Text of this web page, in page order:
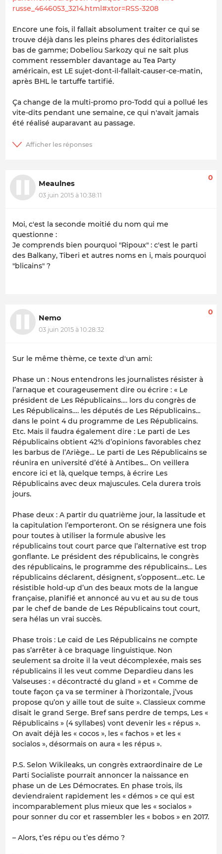
russe_4646053_3214.html#xtor=RSS-3208
Encore une fois, il fallait absolument traiter ce qui se
trouve déjà dans les pleins phares des éditorialistes
bas de gamme; Dobeliou Sarkozy qui ne sait plus
comment ressembler davantage au Tea Party
américain, est LE sujet-dont-il-fallait-causer-ce-matin,
après BHL le tartuffe tartifié.
Ça change de la multi-promo pro-Todd qui a pollué les
vite-dits pendant une semaine, ce qui n'avait jamais
été réalisé auparavant au passage.
Meaulnes
03 juin 2015 à 10:38:11
0
Moi, c'est la seconde moitié du nom qui me
questionne :
Je comprends bien pourquoi "Ripoux" : c'est le parti
des Balkany, Tiberi et autres noms en i, mais pourquoi
"blicains" ?
Nemo
03 juin 2015 à 10:28:32
0
Sur le même thème, ce texte d'un ami:
Phase un : Nous entendrons les journalistes résister à
l’arnaque et courageusement dire ou écrire : « Le
président de Les Républicains…. lors du congrès de
Les Républicains…. les députés de Les Républicains…
dans le point 4 du programme de Les Républicains.
Etc. Mais il faudra également dire : Le parti de Les
Républicains obtient 42% d’opinions favorables chez
les barbus de l’Ariège… Le parti de Les Républicains se
réunira en université d’été à Antibes… On veillera
encore ici et là, quelque temps, à écrire Les
Républicains avec deux majuscules. Cela durera trois
jours.
Phase deux : A partir du quatrième jour, la lassitude et
la capitulation l’emporteront. On se résignera une fois
pour toutes à utiliser la formule abusive les
républicains tout court parce que l’alternative est trop
gonflante. Le président des républicains, le congrès
des républicains, le programme des républicains… Les
républicains déclarent, désignent, s’opposent…etc. Le
résistible hold-up d’un des beaux mots de la langue
française, planifié et annoncé au vu et au su de tous
par le chef de bande de Les Républicains tout court,
sera hélas un vrai succès.
Phase trois : Le caïd de Les Républicains ne compte
pas s’arrêter à ce braquage linguistique. Non
seulement sa droite il la veut décomplexée, mais ses
républicains il les veut comme Depardieu dans les
Valseuses : « décontracté du gland » et « Comme de
toute façon ça va se terminer à l’horizontale, j’vous
propose qu’on y aille tout de suite ». Classieux comme
disait le grand Serge. Bref sans perdre de temps, Les «
Républicains » (4 syllabes) vont devenir les « répus ».
On avait déjà les « cocos », les « fachos » et les «
socialos », désormais on aura « les répus ».
P.S. Selon Wikileaks, un congrès extraordinaire de Le
Parti Socialiste pourrait annoncer la naissance en
phase un de Les Démocrates. En phase trois, ils
deviendraient rapidement les « démos » ce qui est
incomparablement plus mieux que les « socialos »
pour sonner du cor et rassembler les « bobos » en 2017.
– Alors, t’es répu ou t’es démo ?